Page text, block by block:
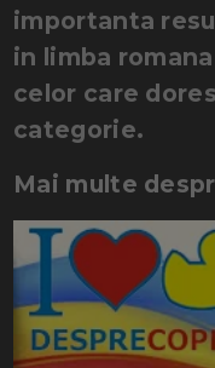
importanta
in limba
celor care
categorie.
Mai multe